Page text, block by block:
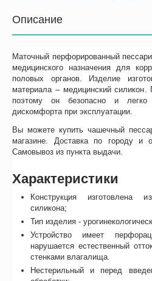
Описание
Маточный перфорированный
медицинского назначения для
половых органов. Изделие
материала – медицинский силикон.
поэтому он безопасно и легко
дискомфорта при эксплуатации.
Вы можете купить чашечный
магазине. Доставка по городу и
Самовывоз из пункта выдачи.
Характеристики
Конструкция изготовлена
силикона;
Тип изделия -
Устройство имеет
нарушается естественный
стенками влагалища.
Нестерильный и перед